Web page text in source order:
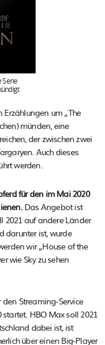
Serie
um „The
münden, eine
der zwischen zwei
Auch dieses
werden.
für den im Mai 2020
Das Angebot ist
2021 auf andere Länder
darunter ist, wurde
wir „House of the
wie Sky zu sehen
Streaming-Service
HBO Max soll 2021
dabei ist, ist
über einen Big-Player